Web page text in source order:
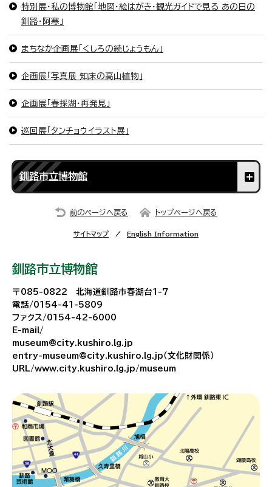
特別展・私の博物館「地図・絵はがき・観光ガイドで見る あの日の
釧路・阿寒」
まちなか企画展「くしろの続じょうもん」
企画展「写真展 知床の高山植物」
企画展「春採湖・再発見」
巡回展「タンチョウイラスト展」
釧路市立博物館
前のページへ戻る トップページへ戻る
サイトマップ English Information
釧路市立博物館
〒085-0822 北海道釧路市春湖台1-7
電話/0154-41-5809
ファクス/0154-42-6000
E-mail/
museum@city.kushiro.lg.jp
entry-museum@city.kushiro.lg.jp（文化財関係）
URL/www.city.kushiro.lg.jp/museum